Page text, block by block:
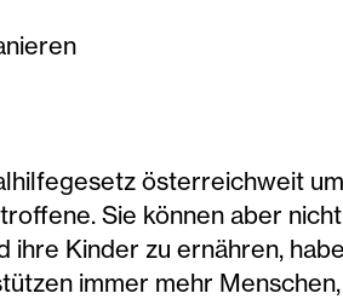
österreichweit
Sie können aber
ihre Kinder zu ernähren,
immer mehr